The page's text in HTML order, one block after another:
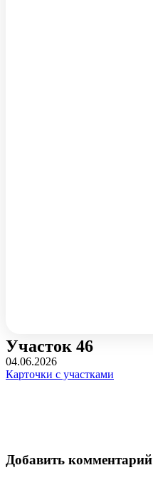
Участок 46
04.06.2026
Карточки с участками
Добавить комментарий